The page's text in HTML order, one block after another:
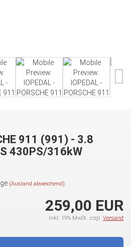
911 (991) - 3.8
430PS/316kW
(Ausland abweichend)
259,00 EUR
inkl. 19% MwSt. zzgl. Versand